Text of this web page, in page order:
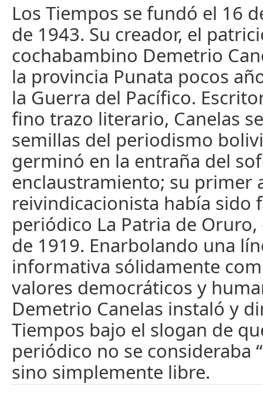
Los Tiempos se fundó el 16
de 1943. Su creador, el
cochabambino Demetrio
la provincia Punata pocos
la Guerra del Pacífico.
fino trazo literario, Canelas
semillas del periodismo
germinó en la entraña del
enclaustramiento; su primer
reivindicacionista había sido
periódico La Patria de
de 1919. Enarbolando una
informativa sólidamente
valores democráticos y
Demetrio Canelas instaló y
Tiempos bajo el slogan de
periódico no se consideraba
sino simplemente libre.